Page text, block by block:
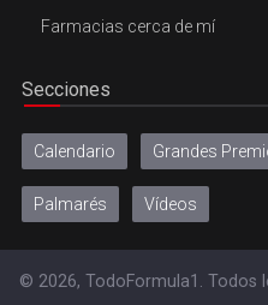
Farmacias cerca de mí
Secciones
Calendario Grandes
Palmarés Vídeos
© 2026, TodoFormula1. Todos